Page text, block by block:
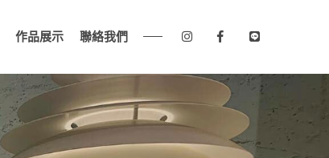
作品展示 聯絡我們